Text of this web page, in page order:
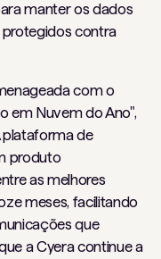
manter os dados
contra
com o
em Nuvem do Ano",
plataforma de
produto
as melhores
meses, facilitando
que
a Cyera continue a